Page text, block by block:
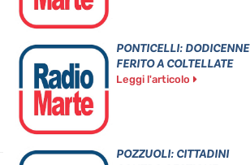
PONTICELLI: DODICENNE
FERITO A COLTELLATE
Leggi l'articolo
POZZUOLI: CITTADINI